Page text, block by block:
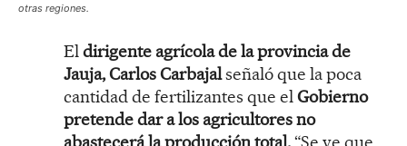
otras regiones.
Eldirigente agrícola de la provincia de
Jauja, Carlos Carbajalseñaló que la poca
cantidad de fertilizantes que elGobierno
pretende dar a los agricultores no